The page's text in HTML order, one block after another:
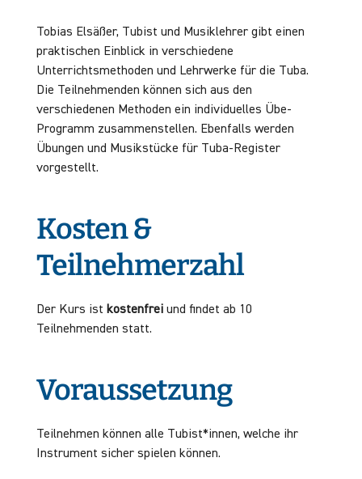
Tobias Elsäßer, Tubist und Musiklehrer gibt einen
praktischen Einblick in verschiedene
Unterrichtsmethoden und Lehrwerke für die Tuba.
Die Teilnehmenden können sich aus den
verschiedenen Methoden ein individuelles Übe-
Programm zusammenstellen. Ebenfalls werden
Übungen und Musikstücke für Tuba-Register
vorgestellt.
Kosten &
Teilnehmerzahl
Der Kurs ist kostenfreiund findet ab 10
Teilnehmenden statt.
Voraussetzung
Teilnehmen können alle Tubist*innen, welche ihr
Instrument sicher spielen können.